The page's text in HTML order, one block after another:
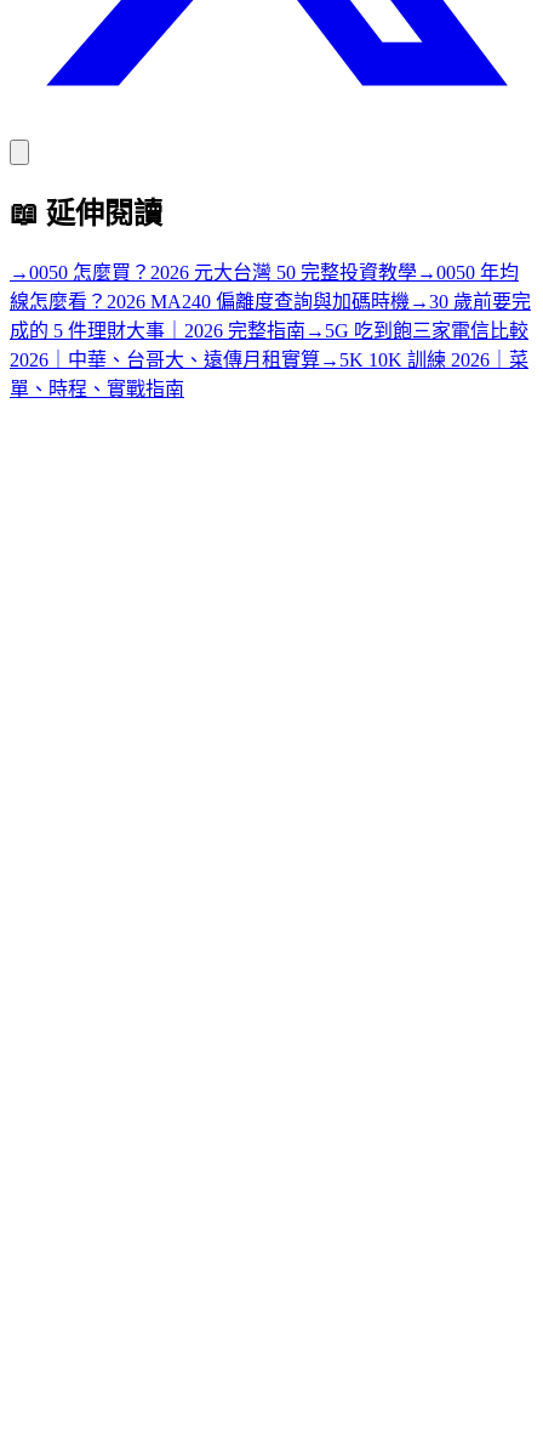
📖 延伸閱讀
→0050 怎麼買？2026 元大台灣 50 完整投資教學→0050 年均
線怎麼看？2026 MA240 偏離度查詢與加碼時機 →30 歲前要完
成的 5 件理財大事｜2026 完整指南 → 5G 吃到飽三家電信比較
2026｜中華、台哥大、遠傳月租實算→ 5K 10K 訓練 2026｜菜
單、時程、實戰指南